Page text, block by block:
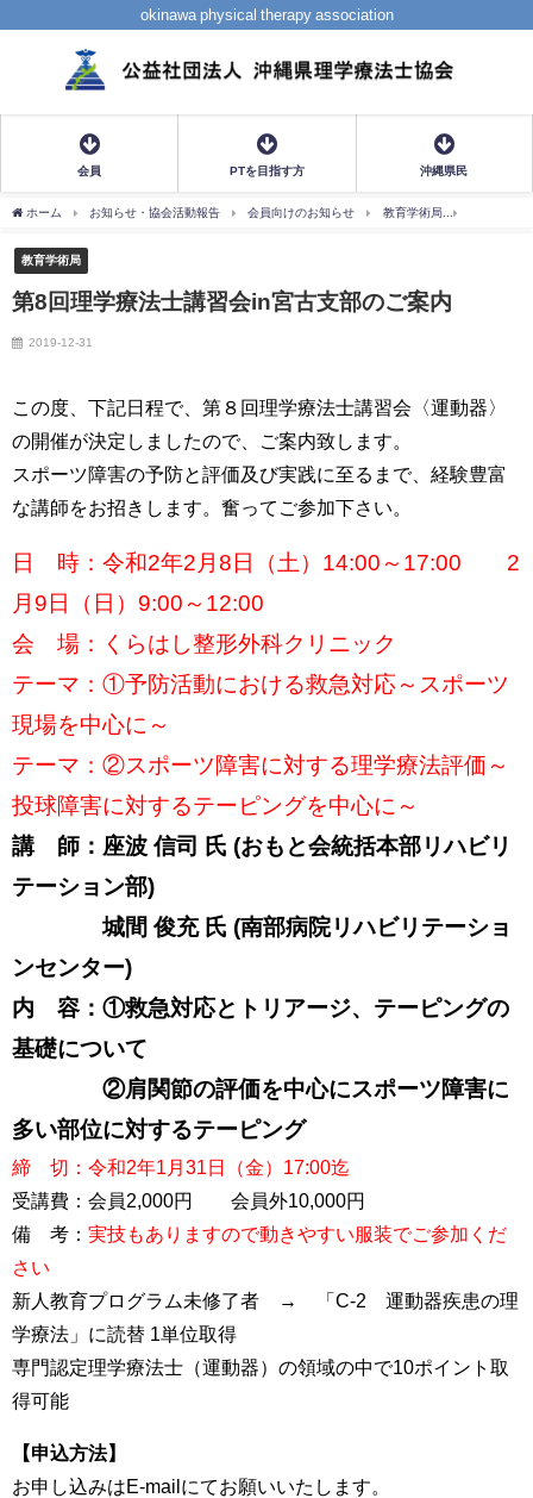
okinawa physical therapy association
会員 PTを目指す方 沖縄県民
ホーム お知らせ・協会活動報告 会員向けのお知らせ 教育学術局
教育学術局
第8回理学療法士講習会in宮古支部のご案内
2019-12-31
この度、下記日程で、第８回理学療法士講習会〈運動器〉
の開催が決定しましたので、ご案内致します。
スポーツ障害の予防と評価及び実践に至るまで、経験豊富
な講師をお招きします。奮ってご参加下さい。
日 時：令和2年2月8日（土）14:00～17:00 2
月9日（日）9:00～12:00
会 場：くらはし整形外科クリニック
テーマ：①予防活動における救急対応～スポーツ
現場を中心に～
テーマ：②スポーツ障害に対する理学療法評価～
投球障害に対するテーピングを中心に～
講 師：座波 信司 氏 (おもと会統括本部リハビリ
テーション部)
城間 俊充 氏 (南部病院リハビリテーショ
ンセンター)
内 容：①救急対応とトリアージ、テーピングの
基礎について
②肩関節の評価を中心にスポーツ障害に
多い部位に対するテーピング
締 切：令和2年1月31日（金）17:00迄
受講費：会員2,000円 会員外10,000円
備 考： 実技もありますので動きやすい服装でご参加くだ
さい
新人教育プログラム未修了者 → 「C-2 運動器疾患の理
学療法」に読替 1単位取得
専門認定理学療法士（運動器）の領域の中で10ポイント取
得可能
【申込方法】
お申し込みはE-mailにてお願いいたします。